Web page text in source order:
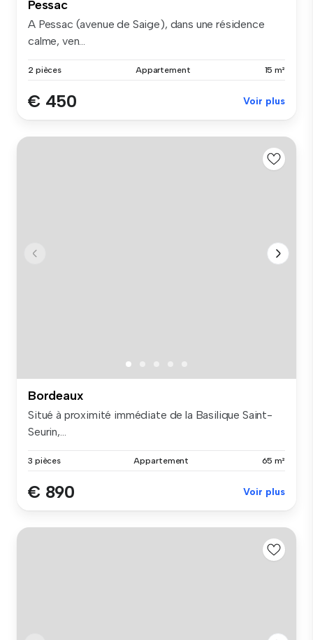
Pessac
A Pessac (avenue de Saige), dans une résidence
calme, ven...
2 pièces Appartement 15 m²
€ 450 Voir plus
Bordeaux
Situé à proximité immédiate de la Basilique Saint-
Seurin,...
3 pièces Appartement 65 m²
€ 890 Voir plus